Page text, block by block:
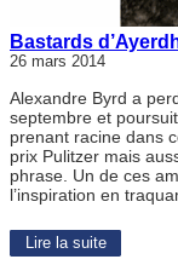
Bastards
26 mars 2014
Alexandre Byrd a
septembre et
prenant racine dans
prix Pulitzer mais
phrase. Un de ces
l’inspiration en
Lire la suite